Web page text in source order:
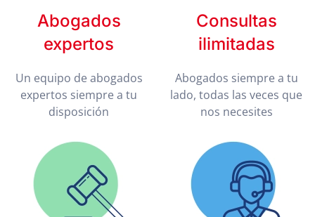
Abogados
expertos
Un equipo de abogados
expertos siempre a tu
disposición
Consultas
ilimitadas
Abogados siempre a tu
lado, todas las veces que
nos necesites